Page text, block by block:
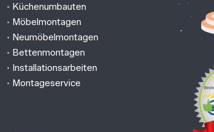
• Küchenumbauten
• Möbelmontagen
• Neumöbelmontagen
• Bettenmontagen
• Installationsarbeiten
• Montageservice